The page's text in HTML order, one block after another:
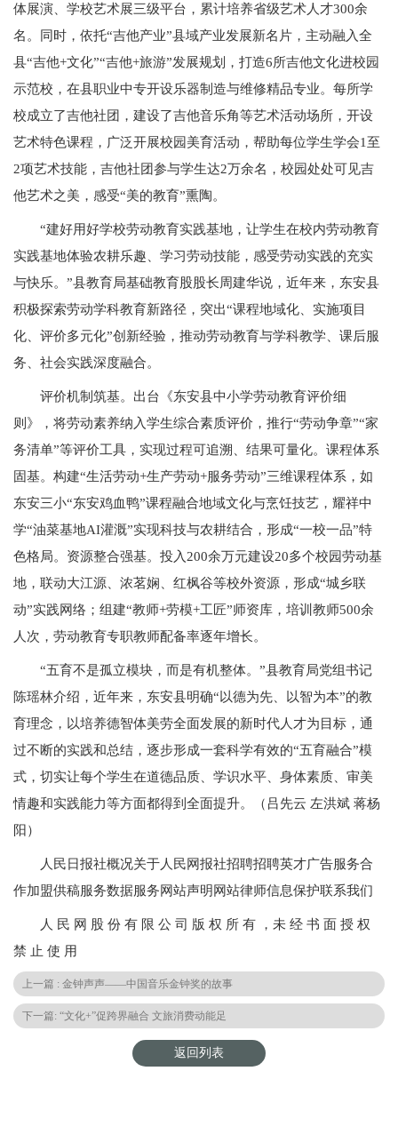
体展演、学校艺术展三级平台，累计培养省级艺术人才300余
名。同时，依托“吉他产业”县域产业发展新名片，主动融入全
县“吉他+文化”“吉他+旅游”发展规划，打造6所吉他文化进校园
示范校，在县职业中专开设乐器制造与维修精品专业。每所学
校成立了吉他社团，建设了吉他音乐角等艺术活动场所，开设
艺术特色课程，广泛开展校园美育活动，帮助每位学生学会1至
2项艺术技能，吉他社团参与学生达2万余名，校园处处可见吉
他艺术之美，感受“美的教育”熏陶。
“建好用好学校劳动教育实践基地，让学生在校内劳动教育
实践基地体验农耕乐趣、学习劳动技能，感受劳动实践的充实
与快乐。”县教育局基础教育股股长周建华说，近年来，东安县
积极探索劳动学科教育新路径，突出“课程地域化、实施项目
化、评价多元化”创新经验，推动劳动教育与学科教学、课后服
务、社会实践深度融合。
评价机制筑基。出台《东安县中小学劳动教育评价细
则》，将劳动素养纳入学生综合素质评价，推行“劳动争章”“家
务清单”等评价工具，实现过程可追溯、结果可量化。课程体系
固基。构建“生活劳动+生产劳动+服务劳动”三维课程体系，如
东安三小“东安鸡血鸭”课程融合地域文化与烹饪技艺，耀祥中
学“油菜基地AI灌溉”实现科技与农耕结合，形成“一校一品”特
色格局。资源整合强基。投入200余万元建设20多个校园劳动基
地，联动大江源、浓茗娴、红枫谷等校外资源，形成“城乡联
动”实践网络；组建“教师+劳模+工匠”师资库，培训教师500余
人次，劳动教育专职教师配备率逐年增长。
“五育不是孤立模块，而是有机整体。”县教育局党组书记
陈瑶林介绍，近年来，东安县明确“以德为先、以智为本”的教
育理念，以培养德智体美劳全面发展的新时代人才为目标，通
过不断的实践和总结，逐步形成一套科学有效的“五育融合”模
式，切实让每个学生在道德品质、学识水平、身体素质、审美
情趣和实践能力等方面都得到全面提升。（吕先云 左洪斌 蒋杨
阳）
人民日报社概况关于人民网报社招聘招聘英才广告服务合
作加盟供稿服务数据服务网站声明网站律师信息保护联系我们
人 民 网 股 份 有 限 公 司 版 权 所 有 ，未 经 书 面 授 权
禁 止 使 用
上一篇 : 金钟声声——中国音乐金钟奖的故事
下一篇: “文化+”促跨界融合 文旅消费动能足
返回列表